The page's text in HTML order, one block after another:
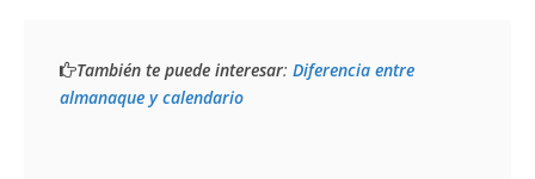
También te puede interesar: Diferencia entre
almanaque y calendario